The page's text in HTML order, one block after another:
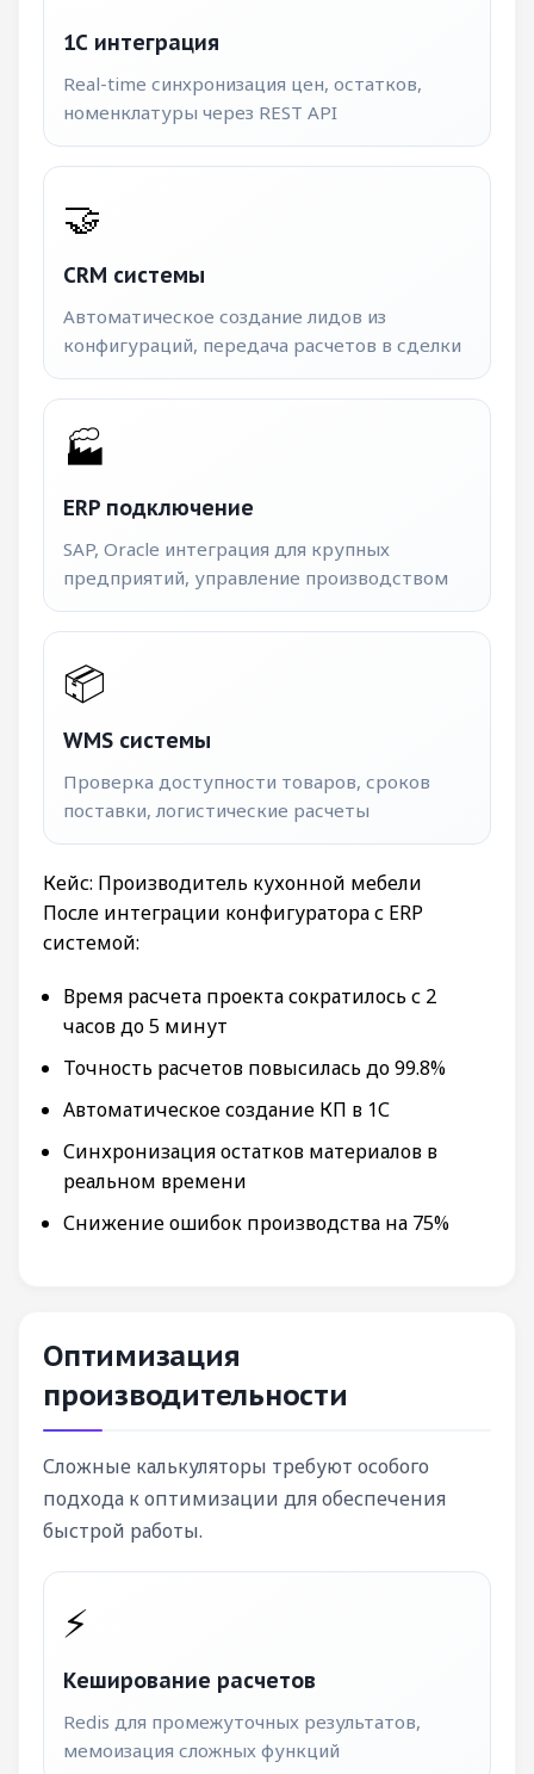
1С интеграция
Real-time синхронизация цен, остатков,
номенклатуры через REST API
🤝
CRM системы
Автоматическое создание лидов из
конфигураций, передача расчетов в сделки
🏭
ERP подключение
SAP, Oracle интеграция для крупных
предприятий, управление производством
📦
WMS системы
Проверка доступности товаров, сроков
поставки, логистические расчеты
Кейс: Производитель кухонной мебели
После интеграции конфигуратора с ERP
системой:
Время расчета проекта сократилось с 2
часов до 5 минут
Точность расчетов повысилась до 99.8%
Автоматическое создание КП в 1С
Синхронизация остатков материалов в
реальном времени
Снижение ошибок производства на 75%
Оптимизация
производительности
Сложные калькуляторы требуют особого
подхода к оптимизации для обеспечения
быстрой работы.
⚡
Кеширование расчетов
Redis для промежуточных результатов,
мемоизация сложных функций